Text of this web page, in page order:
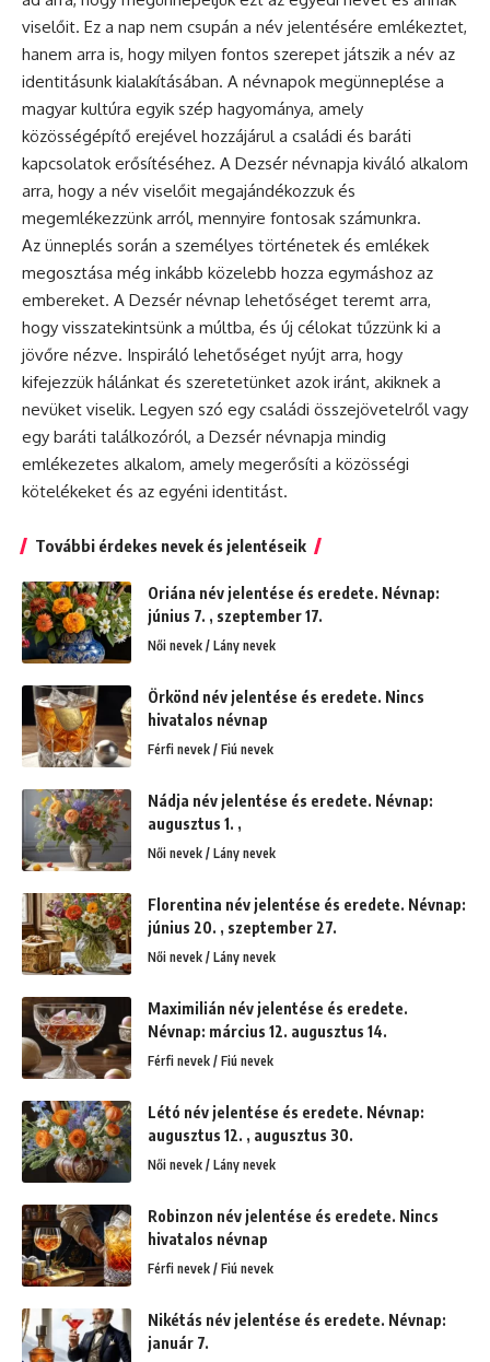
viselőit. Ez a nap nem csupán a név jelentésére emlékeztet,
hanem arra is, hogy milyen fontos szerepet játszik a név az
identitásunk kialakításában. A névnapok megünneplése a
magyar kultúra egyik szép hagyománya, amely
közösségépítő erejével hozzájárul a családi és baráti
kapcsolatok erősítéséhez. A Dezsér névnapja kiváló alkalom
arra, hogy a név viselőit megajándékozzuk és
megemlékezzünk arról, mennyire fontosak számunkra.
Az ünneplés során a személyes történetek és emlékek
megosztása még inkább közelebb hozza egymáshoz az
embereket. A Dezsér névnap lehetőséget teremt arra,
hogy visszatekintsünk a múltba, és új célokat tűzzünk ki a
jövőre nézve. Inspiráló lehetőséget nyújt arra, hogy
kifejezzük hálánkat és szeretetünket azok iránt, akiknek a
nevüket viselik. Legyen szó egy családi összejövetelről vagy
egy baráti találkozóról, a Dezsér névnapja mindig
emlékezetes alkalom, amely megerősíti a közösségi
kötelékeket és az egyéni identitást.
További érdekes nevek és jelentéseik
Oriána név jelentése és eredete. Névnap:
június 7. , szeptember 17.
Női nevek / Lány nevek
Örkönd név jelentése és eredete. Nincs
hivatalos névnap
Férfi nevek / Fiú nevek
Nádja név jelentése és eredete. Névnap:
augusztus 1. ,
Női nevek / Lány nevek
Florentina név jelentése és eredete. Névnap:
június 20. , szeptember 27.
Női nevek / Lány nevek
Maximilián név jelentése és eredete.
Névnap: március 12. augusztus 14.
Férfi nevek / Fiú nevek
Létó név jelentése és eredete. Névnap:
augusztus 12. , augusztus 30.
Női nevek / Lány nevek
Robinzon név jelentése és eredete. Nincs
hivatalos névnap
Férfi nevek / Fiú nevek
Nikétás név jelentése és eredete. Névnap:
január 7.